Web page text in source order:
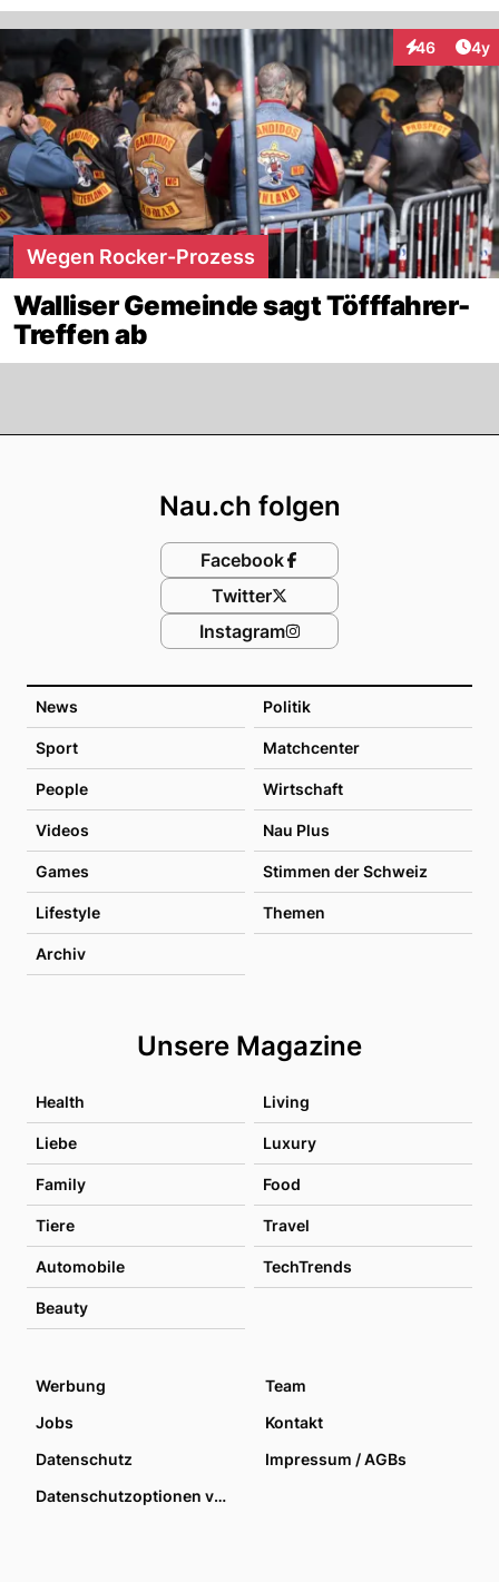
46
Interaktionen
4y
Wegen Rocker-Prozess
Walliser Gemeinde sagt Töfffahrer-
Treffen ab
News Politik
Sport Matchcenter
People Wirtschaft
Videos Nau Plus
Games Stimmen der Schweiz
Lifestyle Themen
Archiv
Unsere Magazine
Health Living
Liebe Luxury
Family Food
Tiere Travel
Automobile TechTrends
Beauty
Nau.ch folgen
Facebook
Twitter
Instagram
Werbung
Team
Jobs
Kontakt
Datenschutz
Impressum / AGBs
Datenschutzoptionen verwalten